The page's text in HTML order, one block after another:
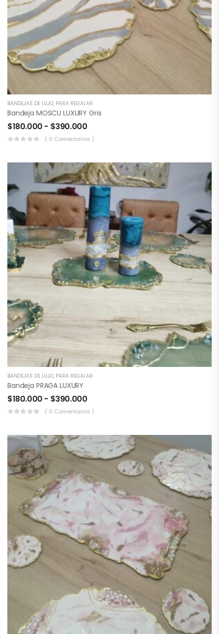
BANDEJAS DE LUJO, PARA REGALAR
Bandeja MOSCU LUXURY Gris
$180.000 - $390.000
( 0 Comentarios )
BANDEJAS DE LUJO, PARA REGALAR
Bandeja PRAGA LUXURY
$180.000 - $390.000
( 0 Comentarios )